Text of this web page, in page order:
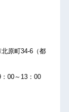
原町34-6（都
00～13：00